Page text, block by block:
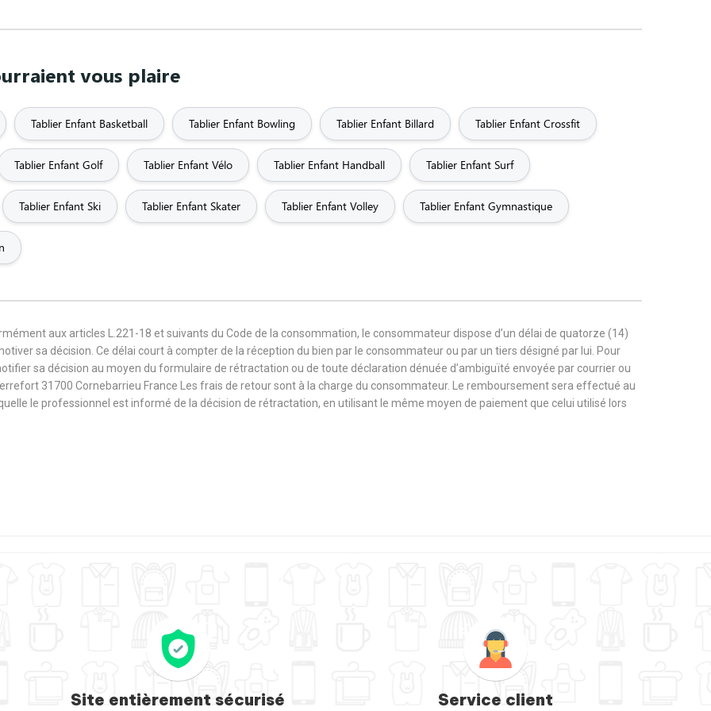
vous plaire
Tablier Enfant Basketball Tablier Enfant Bowling Tablier Enfant Billard Tablier Enfant Crossfit
Tablier Enfant Golf Tablier Enfant Vélo Tablier Enfant Handball Tablier Enfant Surf
Tablier Enfant Ski Tablier Enfant Skater Tablier Enfant Volley Tablier Enfant Gymnastique
aux articles L.221-18 et suivants du Code de la consommation, le consommateur dispose d’un délai de quatorze (14)
sa décision. Ce délai court à compter de la réception du bien par le consommateur ou par un tiers désigné par lui. Pour
sa décision au moyen du formulaire de rétractation ou de toute déclaration dénuée d’ambiguïté envoyée par courrier ou
31700 Cornebarrieu France Les frais de retour sont à la charge du consommateur. Le remboursement sera effectué au
le professionnel est informé de la décision de rétractation, en utilisant le même moyen de paiement que celui utilisé lors
Site entièrement sécurisé Service client